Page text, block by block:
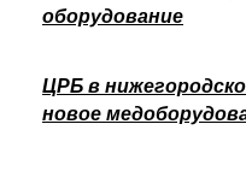
оборудование
ЦРБ в
новое